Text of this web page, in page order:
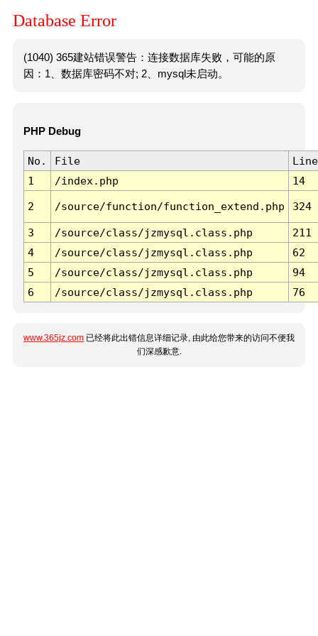
Database Error
(1040) 365建站错误警告：连接数据库失败，可能的原
因：1、数据库密码不对; 2、mysql未启动。
PHP Debug
No. File
Line
1
/index.php 14
2 /source/function/function_extend.php 324
3 /source/class/jzmysql.class.php
211
4
/source/class/jzmysql.class.php
62
5
/source/class/jzmysql.class.php
94
6
/source/class/jzmysql.class.php 76
www.365jz.com 已经将此出错信息详细记录, 由此给您带来的访问不便我
们深感歉意.